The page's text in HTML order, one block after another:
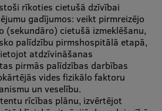
partneri
Latvijā
rīkoties cietušā dzīvībai
gadījumos: veikt pirmreizējo
(sekundāro) cietušā izmeklēšanu,
palīdzību pirmshospitālā etapā,
atdzīvināšanas
pirmās palīdzības darbības
vides fizikālo faktoru
un veselību.
rīcības plānu, izvērtējot